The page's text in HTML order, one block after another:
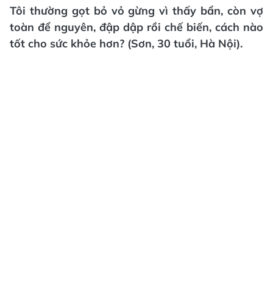
Tôi thường gọt bỏ vỏ gừng vì thấy bẩn, còn vợ
toàn để nguyên, đập dập rồi chế biến, cách nào
tốt cho sức khỏe hơn? (Sơn, 30 tuổi, Hà Nội).